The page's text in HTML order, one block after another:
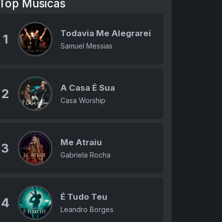
Músicas
1 Todavia Me Alegrarei
Samuel Messias
2 A Casa É Sua
Casa Worship
3 Me Atraiu
Gabriela Rocha
4 É Tudo Teu
Leandro Borges